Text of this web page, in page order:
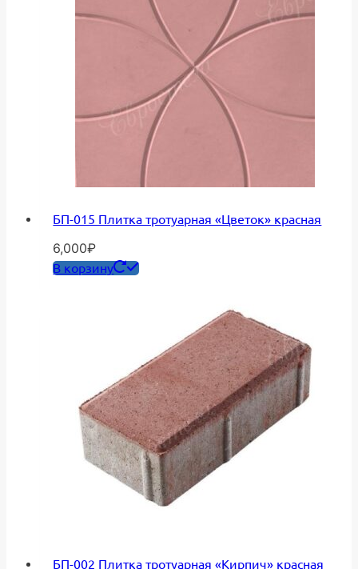
БП-015 Плитка тротуарная «Цветок» красная
6,000₽
В корзину
БП-002 Плитка тротуарная «Кирпич» красная